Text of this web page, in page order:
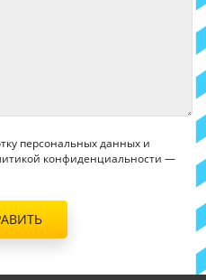
персональных данных и
конфиденциальности —